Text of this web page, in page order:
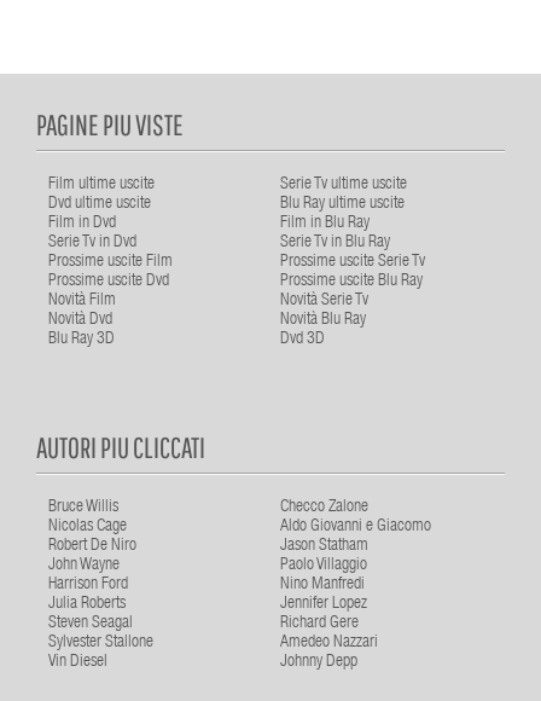
PAGINE PIU VISTE
Film ultime uscite
Serie Tv ultime uscite
Dvd ultime uscite
Blu Ray ultime uscite
Film in Dvd
Film in Blu Ray
Serie Tv in Dvd
Serie Tv in Blu Ray
Prossime uscite Film
Prossime uscite Serie Tv
Prossime uscite Dvd
Prossime uscite Blu Ray
Novità Film
Novità Serie Tv
Novità Dvd
Novità Blu Ray
Blu Ray 3D
Dvd 3D
AUTORI PIU CLICCATI
Bruce Willis
Checco Zalone
Nicolas Cage
Aldo Giovanni e Giacomo
Robert De Niro
Jason Statham
John Wayne
Paolo Villaggio
Harrison Ford
Nino Manfredi
Julia Roberts
Jennifer Lopez
Steven Seagal
Richard Gere
Sylvester Stallone
Amedeo Nazzari
Vin Diesel
Johnny Depp